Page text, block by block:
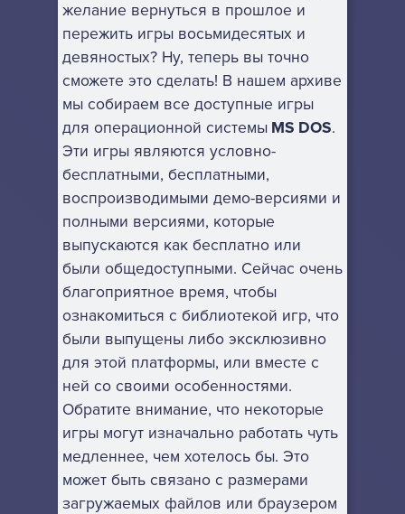
желание вернуться в прошлое и
пережить игры восьмидесятых и
девяностых? Ну, теперь вы точно
сможете это сделать! В нашем архиве
мы собираем все доступные игры
для операционной системы MS DOS.
Эти игры являются условно-
бесплатными, бесплатными,
воспроизводимыми демо-версиями и
полными версиями, которые
выпускаются как бесплатно или
были общедоступными. Сейчас очень
благоприятное время, чтобы
ознакомиться с библиотекой игр, что
были выпущены либо эксклюзивно
для этой платформы, или вместе с
ней со своими особенностями.
Обратите внимание, что некоторые
игры могут изначально работать чуть
медленнее, чем хотелось бы. Это
может быть связано с размерами
загружаемых файлов или браузером